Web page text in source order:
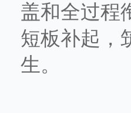
盖和全过程
短板补起，
生。